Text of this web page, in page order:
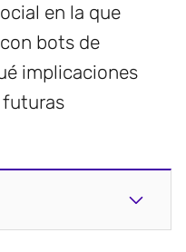
en la que
bots de
implicaciones
futuras